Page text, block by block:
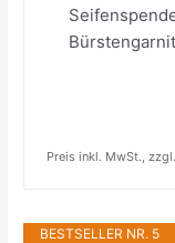
Preis inkl. MwSt.,
BESTSELLER NR. 5